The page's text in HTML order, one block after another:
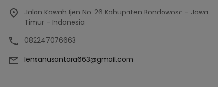
Jalan Kawah Ijen No. 26 Kabupaten Bondowoso - Jawa
Timur - Indonesia
082247076663
lensanusantara663@gmail.com